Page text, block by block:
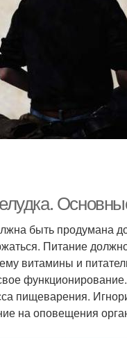
быть продумана
Питание
витамины и
пищеварения.
на оповещения